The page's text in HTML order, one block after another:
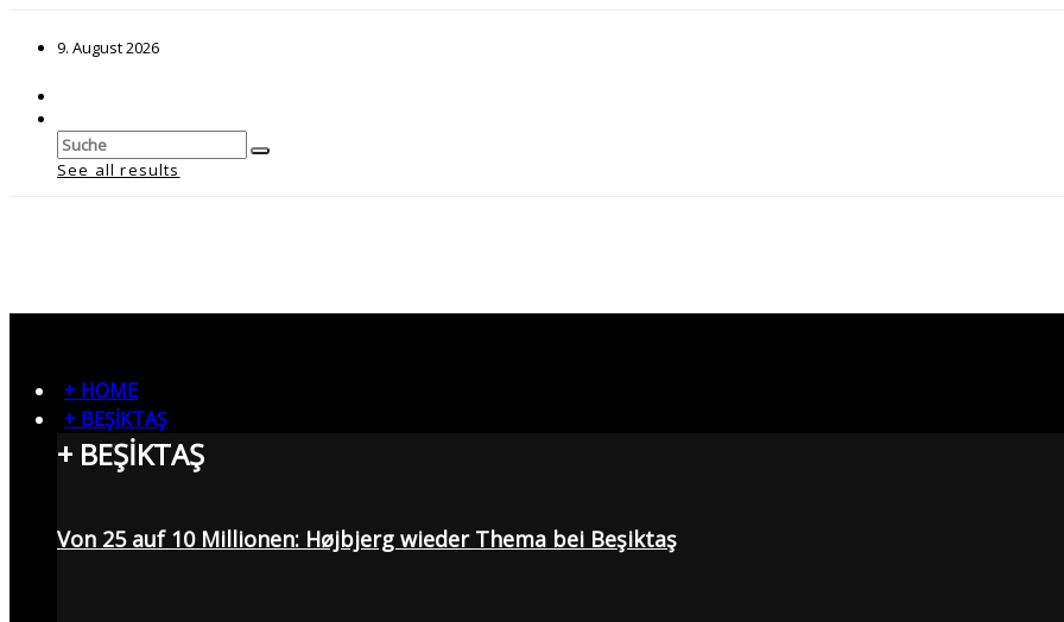
9. August 2026
See all results
+ HOME
+ BEŞİKTAŞ
+ BEŞİKTAŞ
Von 25 auf 10 Millionen: Højbjerg wieder Thema bei Beşiktaş